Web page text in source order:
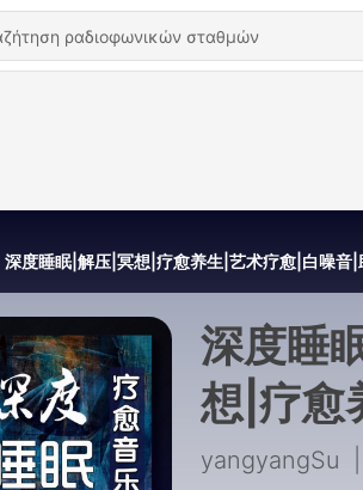
深度睡眠|解压|冥想|疗愈养生|艺术疗愈|白噪音
深度睡
想|疗愈
愈|白噪
yangyangSu